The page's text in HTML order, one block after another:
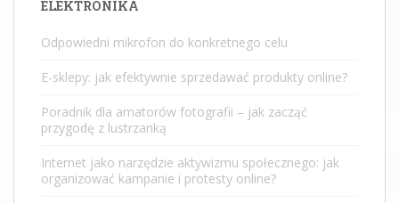
ELEKTRONIKA
Odpowiedni mikrofon do konkretnego celu
E-sklepy: jak efektywnie sprzedawać produkty online?
Poradnik dla amatorów fotografii – jak zacząć
przygodę z lustrzanką
Internet jako narzędzie aktywizmu społecznego: jak
organizować kampanie i protesty online?